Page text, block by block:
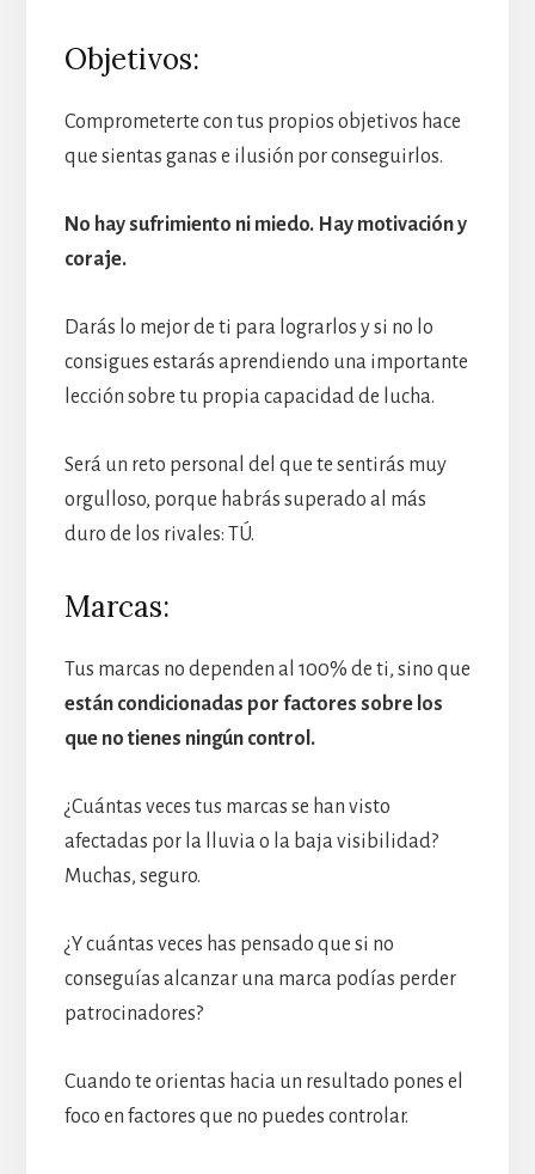
Objetivos:
Comprometerte con tus propios objetivos hace
que sientas ganas e ilusión por conseguirlos.
No hay sufrimiento ni miedo. Hay motivación y
coraje.
Darás lo mejor de ti para lograrlos y si no lo
consigues estarás aprendiendo una importante
lección sobre tu propia capacidad de lucha.
Será un reto personal del que te sentirás muy
orgulloso, porque habrás superado al más
duro de los rivales: TÚ.
Marcas:
Tus marcas no dependen al 100% de ti, sino que
están condicionadas por factores sobre los
que no tienes ningún control.
¿Cuántas veces tus marcas se han visto
afectadas por la lluvia o la baja visibilidad?
Muchas, seguro.
¿Y cuántas veces has pensado que si no
conseguías alcanzar una marca podías perder
patrocinadores?
Cuando te orientas hacia un resultado pones el
foco en factores que no puedes controlar.